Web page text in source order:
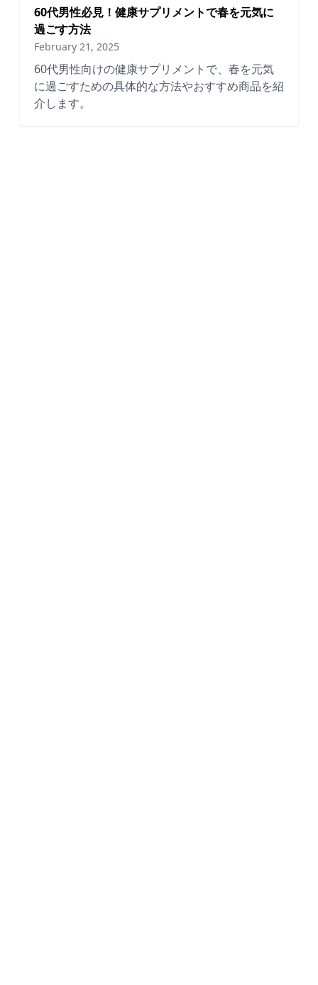
60代男性必見！健康サプリメントで春を元気に
過ごす方法
February 21, 2025
60代男性向けの健康サプリメントで、春を元気
に過ごすための具体的な方法やおすすめ商品を紹
介します。